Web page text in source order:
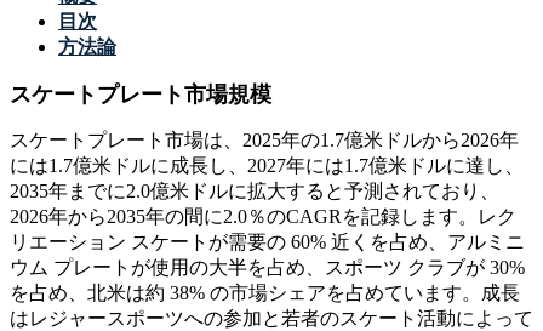
目次
方法論
スケートプレート市場規模
スケートプレート市場は、2025年の1.7億米ドルから2026年
には1.7億米ドルに成長し、2027年には1.7億米ドルに達し、
2035年までに2.0億米ドルに拡大すると予測されており、
2026年から2035年の間に2.0％のCAGRを記録します。レク
リエーション スケートが需要の 60% 近くを占め、アルミニ
ウム プレートが使用の大半を占め、スポーツ クラブが 30%
を占め、北米は約 38% の市場シェアを占めています。成長
はレジャースポーツへの参加と若者のスケート活動によって